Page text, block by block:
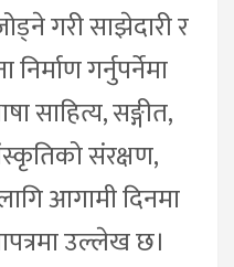
गरी साझेदारी र
गर्नुपर्नेमा
साहित्य, सङ्गीत,
संरक्षण,
आगामी दिनमा
उल्लेख छ।